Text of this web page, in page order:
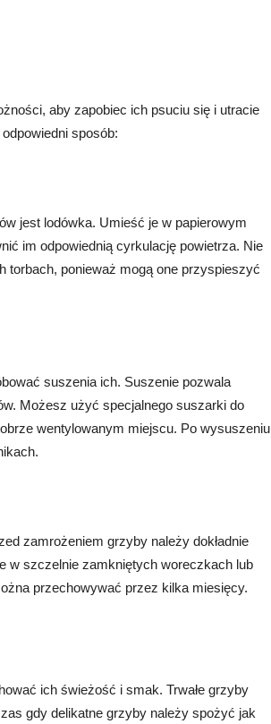
aby zapobiec ich psuciu się i utracie
sposób:
jest lodówka. Umieść je w papierowym
im odpowiednią cyrkulację powietrza. Nie
torbach, ponieważ mogą one przyspieszyć
suszenia ich. Suszenie pozwala
Możesz użyć specjalnego suszarki do
wentylowanym miejscu. Po wysuszeniu
zamrożeniem grzyby należy dokładnie
w szczelnie zamkniętych woreczkach lub
przechowywać przez kilka miesięcy.
ich świeżość i smak. Trwałe grzyby
gdy delikatne grzyby należy spożyć jak